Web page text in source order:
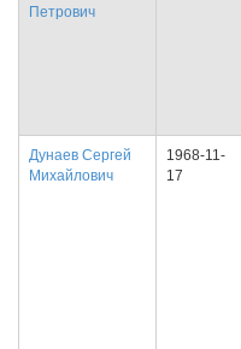
Петрович
Дунаев Сергей
Михайлович
1968-11-
17